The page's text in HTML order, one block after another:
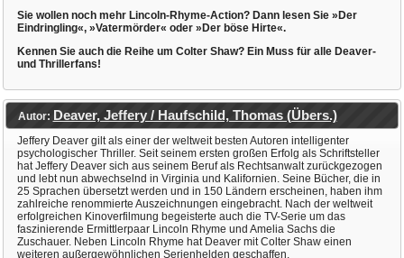
Sie wollen noch mehr Lincoln-Rhyme-Action? Dann lesen Sie »Der
Eindringling«, »Vatermörder« oder »Der böse Hirte«.
Kennen Sie auch die Reihe um Colter Shaw? Ein Muss für alle Deaver-
und Thrillerfans!
Autor: Deaver, Jeffery / Haufschild, Thomas (Übers.)
Jeffery Deaver gilt als einer der weltweit besten Autoren intelligenter
psychologischer Thriller. Seit seinem ersten großen Erfolg als Schriftsteller
hat Jeffery Deaver sich aus seinem Beruf als Rechtsanwalt zurückgezogen
und lebt nun abwechselnd in Virginia und Kalifornien. Seine Bücher, die in
25 Sprachen übersetzt werden und in 150 Ländern erscheinen, haben ihm
zahlreiche renommierte Auszeichnungen eingebracht. Nach der weltweit
erfolgreichen Kinoverfilmung begeisterte auch die TV-Serie um das
faszinierende Ermittlerpaar Lincoln Rhyme und Amelia Sachs die
Zuschauer. Neben Lincoln Rhyme hat Deaver mit Colter Shaw einen
weiteren außergewöhnlichen Serienhelden geschaffen.